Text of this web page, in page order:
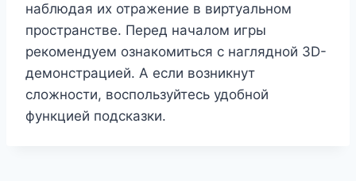
наблюдая их отражение в виртуальном
пространстве. Перед началом игры
рекомендуем ознакомиться с наглядной 3D-
демонстрацией. А если возникнут
сложности, воспользуйтесь удобной
функцией подсказки.